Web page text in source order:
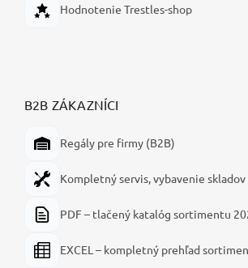
Hodnotenie Trestles-shop
B2B ZÁKAZNÍCI
Regály pre firmy (B2B)
Kompletný servis, vybavenie skladov
PDF – tlačený katalóg sortimentu
EXCEL – kompletný prehľad